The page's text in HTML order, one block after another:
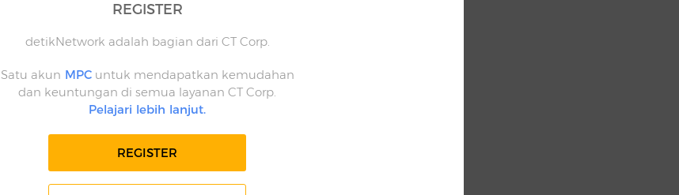
REGISTER
detikNetwork adalah bagian dari CT Corp.
Satu akun MPCuntuk mendapatkan kemudahan
dan keuntungan di semua layanan CT Corp.
Pelajari lebih lanjut.
REGISTER